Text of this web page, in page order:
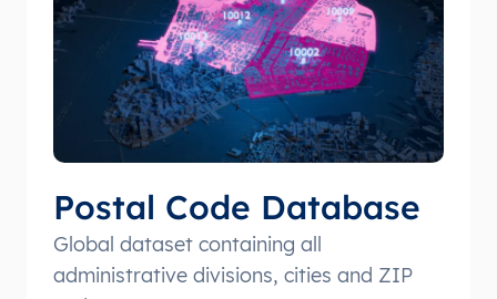
Postal Code Database
Global dataset containing all
administrative divisions, cities and ZIP